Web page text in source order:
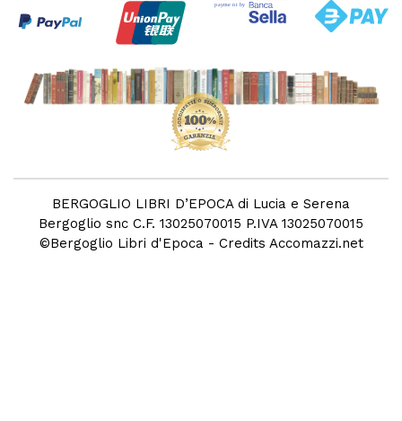
BERGOGLIO LIBRI D’EPOCA di Lucia e Serena
Bergoglio snc C.F. 13025070015 P.IVA 13025070015
©Bergoglio Libri d'Epoca - Credits Accomazzi.net